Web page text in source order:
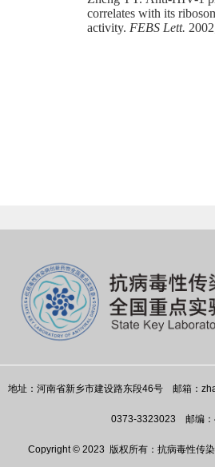
correlates with its
activity. FEBS Lett.
地址：河南省新乡市建设路东段46号 邮箱：
0373-3323023 邮编：
Copyright © 2023 版权所有：抗病毒性传